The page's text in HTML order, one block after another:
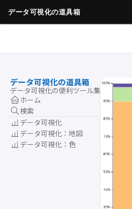
データ可視化の道具箱
データ可視化の便利ツール集
ホーム
検索
データ可視化
データ可視化：地図
データ可視化：色